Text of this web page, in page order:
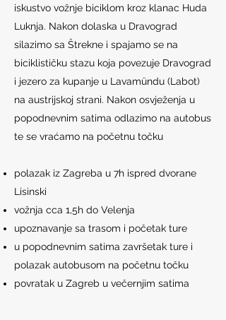
iskustvo vožnje biciklom kroz klanac Huda
Luknja. Nakon dolaska u Dravograd
silazimo sa Štrekne i spajamo se na
biciklističku stazu koja povezuje Dravograd
i jezero za kupanje u Lavamündu (Labot)
na austrijskoj strani. Nakon osvježenja u
popodnevnim satima odlazimo na autobus
te se vraćamo na početnu točku
polazak iz Zagreba u 7h ispred dvorane
Lisinski
vožnja cca 1,5h do Velenja
upoznavanje sa trasom i početak ture
u popodnevnim satima završetak ture i
polazak autobusom na početnu točku
povratak u Zagreb u večernjim satima